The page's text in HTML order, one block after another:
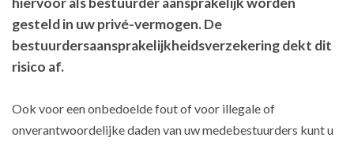
gesteld in uw privé-vermogen. De
bestuurdersaansprakelijkheidsverzekering dekt dit
risico af.
Ook voor een onbedoelde fout of voor illegale of
onverantwoordelijke daden van uw medebestuurders kunt u